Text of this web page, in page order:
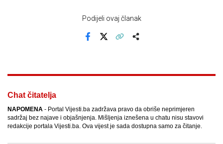
Podijeli ovaj članak
Chat čitatelja
NAPOMENA - Portal Vijesti.ba zadržava pravo da obriše neprimjeren
sadržaj bez najave i objašnjenja. Mišljenja iznešena u chatu nisu stavovi
redakcije portala Vijesti.ba. Ova vijest je sada dostupna samo za čitanje.